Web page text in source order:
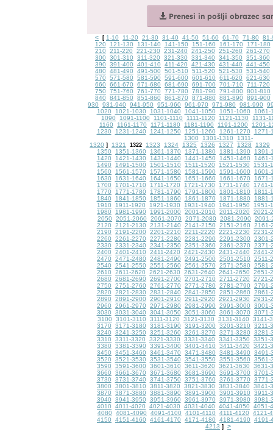
< [ 1-10 11-20 21-30 31-40 41-50 51-60 61-70 71-80
81-
120
121-130 131-140 141-150 151-160 161-170
171-180
210
211-220 221-230 231-240 241-250 251-260
261-270
300
301-310 311-320 321-330 331-340 341-350
351-360
390
391-400 401-410 411-420 421-430 431-440
441-450
480
481-490 491-500 501-510 511-520 521-530
531-540
570
571-580 581-590 591-600 601-610 611-620
621-630
660
661-670 671-680 681-690 691-700 701-710
711-720
750
751-760 761-770 771-780 781-790 791-800
801-810
840
841-850 851-860 861-870 871-880 881-890
891-900
930
931-940 941-950 951-960 961-970 971-980 981-990
1020
1021-1030 1031-1040 1041-1050 1051-1060
1061-
1090
1091-1100 1101-1110 1111-1120 1121-1130
1131-
1160
1161-1170 1171-1180 1181-1190 1191-1200
1201-
1230
1231-1240 1241-1250 1251-1260 1261-1270
1271-
1300
1301-1310
1311-
1320 ] 1321 1322 1323 1324 1325 1326 1327 1328
1329
1350
1351-1360 1361-1370 1371-1380 1381-1390
1391-
1420
1421-1430 1431-1440 1441-1450 1451-1460
1461-
1490
1491-1500 1501-1510 1511-1520 1521-1530
1531-
1560
1561-1570 1571-1580 1581-1590 1591-1600
1601-
1630
1631-1640 1641-1650 1651-1660 1661-1670
1671-
1700
1701-1710 1711-1720 1721-1730 1731-1740
1741-
1770
1771-1780 1781-1790 1791-1800 1801-1810
1811-
1840
1841-1850 1851-1860 1861-1870 1871-1880
1881-
1910
1911-1920 1921-1930 1931-1940 1941-1950
1951-
1980
1981-1990 1991-2000 2001-2010 2011-2020
2021-
2050
2051-2060 2061-2070 2071-2080 2081-2090
2091-
2120
2121-2130 2131-2140 2141-2150 2151-2160
2161-
2190
2191-2200 2201-2210 2211-2220 2221-2230
2231-
2260
2261-2270 2271-2280 2281-2290 2291-2300
2301-
2330
2331-2340 2341-2350 2351-2360 2361-2370
2371-
2400
2401-2410 2411-2420 2421-2430 2431-2440
2441-
2470
2471-2480 2481-2490 2491-2500 2501-2510
2511-
2540
2541-2550 2551-2560 2561-2570 2571-2580
2581-
2610
2611-2620 2621-2630 2631-2640 2641-2650
2651-
2680
2681-2690 2691-2700 2701-2710 2711-2720
2721-
2750
2751-2760 2761-2770 2771-2780 2781-2790
2791-
2820
2821-2830 2831-2840 2841-2850 2851-2860
2861-
2890
2891-2900 2901-2910 2911-2920 2921-2930
2931-
2960
2961-2970 2971-2980 2981-2990 2991-3000
3001-
3030
3031-3040 3041-3050 3051-3060 3061-3070
3071-
3100
3101-3110 3111-3120 3121-3130 3131-3140
3141-
3170
3171-3180 3181-3190 3191-3200 3201-3210
3211-
3240
3241-3250 3251-3260 3261-3270 3271-3280
3281-
3310
3311-3320 3321-3330 3331-3340 3341-3350
3351-
3380
3381-3390 3391-3400 3401-3410 3411-3420
3421-
3450
3451-3460 3461-3470 3471-3480 3481-3490
3491-
3520
3521-3530 3531-3540 3541-3550 3551-3560
3561-
3590
3591-3600 3601-3610 3611-3620 3621-3630
3631-
3660
3661-3670 3671-3680 3681-3690 3691-3700
3701-
3730
3731-3740 3741-3750 3751-3760 3761-3770
3771-
3800
3801-3810 3811-3820 3821-3830 3831-3840
3841-
3870
3871-3880 3881-3890 3891-3900 3901-3910
3911-
3940
3941-3950 3951-3960 3961-3970 3971-3980
3981-
4010
4011-4020 4021-4030 4031-4040 4041-4050
4051-
4080
4081-4090 4091-4100 4101-4110 4111-4120
4121-
4150
4151-4160 4161-4170 4171-4180 4181-4190
4191-
4213 ] >